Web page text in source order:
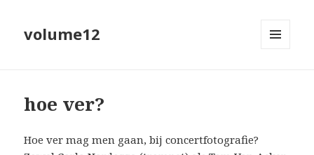
volume12
hoe ver?
Hoe ver mag men gaan, bij concertfotografie?